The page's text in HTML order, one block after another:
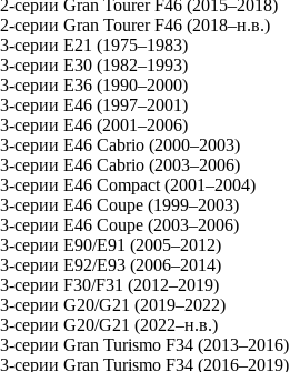
2-серии Gran Tourer F46 (2015–2018)
2-серии Gran Tourer F46 (2018–н.в.)
3-серии E21 (1975–1983)
3-серии E30 (1982–1993)
3-серии E36 (1990–2000)
3-серии E46 (1997–2001)
3-серии E46 (2001–2006)
3-серии E46 Cabrio (2000–2003)
3-серии E46 Cabrio (2003–2006)
3-серии E46 Compact (2001–2004)
3-серии E46 Coupe (1999–2003)
3-серии E46 Coupe (2003–2006)
3-серии E90/E91 (2005–2012)
3-серии E92/E93 (2006–2014)
3-серии F30/F31 (2012–2019)
3-серии G20/G21 (2019–2022)
3-серии G20/G21 (2022–н.в.)
3-серии Gran Turismo F34 (2013–2016)
3-серии Gran Turismo F34 (2016–2019)